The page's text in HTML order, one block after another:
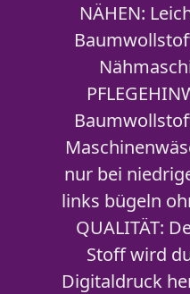
NÄHEN:
nur bei
links bügeln
QUALITÄT:
Stoff wird
Digitaldruck